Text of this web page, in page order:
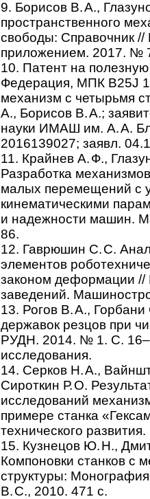
9. Борисов В. А.,
пространственного
свободы: Справочник
приложением. 2017. №
10. Патент на
Федерация, МПК B25J
механизм с четырьмя
А., Борисов В. А.;
науки ИМАШ им. А. А.
2016139027; заявл.
11. Крайнев А. Ф.,
Разработка
малых перемещений с
кинематическими
и надежности машин.
86.
12. Гаврюшин С. С.
элементов
законом деформации //
заведений.
13. Рогов В. А.,
державок резцов при
РУДН. 2014. № 1. С.
исследования.
14. Серков Н. А.,
Сироткин Р. О.
исследований
примере станка
технического
15. Кузнецов Ю. H.,
Компоновки станков с
структуры:
В. С., 2010. 471 с.